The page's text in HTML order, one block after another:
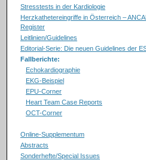
Stresstests in der Kardiologie
Herzkathetereingriffe in Österreich –
Register
Leitlinien/Guidelines
Editorial-Serie: Die neuen Guidelines der
Fallberichte:
Echokardiographie
EKG-Beispiel
EPU-Corner
Heart Team Case Reports
OCT-Corner
Online-Supplementum
Abstracts
Sonderhefte/Special Issues